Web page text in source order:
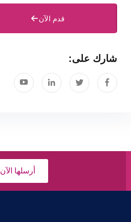
قدم الآن
شارك على:
أرسلها الآن